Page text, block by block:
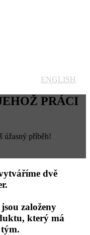
ENGLISH
PRÁCI
úžasný příběh!
dvě
založeny
který má